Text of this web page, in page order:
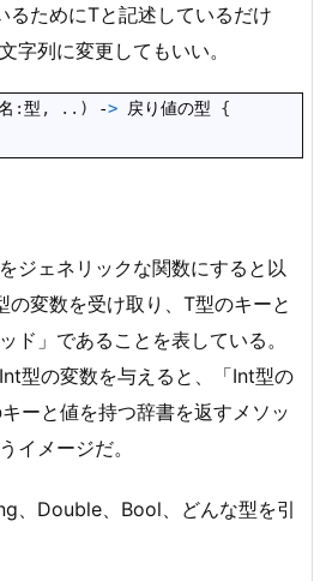
るためにTと記述しているだけ
字列に変更してもいい。
:型 , . . ) -> 戻り値の型
{
ジェネリックな関数にすると以
の変数を受け取り、T型のキーと
ド」であることを表している。
型の変数を与えると、「Int型の
ーと値を持つ辞書を返すメソッ
イメージだ。
、Double、Bool、どんな型を引